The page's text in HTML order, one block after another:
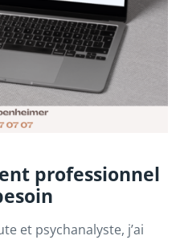
professionnel
et psychanalyste, j’ai